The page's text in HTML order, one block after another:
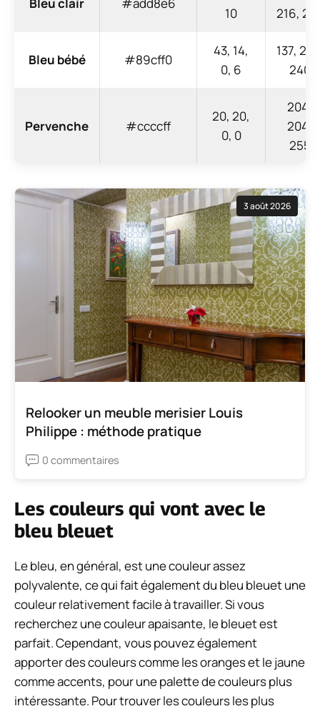
Bleu clair #add8e6
10
216,
Bleu bébé #89cff0
43, 14,
0, 6
137,
240
Pervenche #ccccff
20, 20,
0, 0
204,
204,
255
3 août 2026
Relooker un meuble merisier Louis
Philippe : méthode pratique
0 commentaires
Les couleurs qui vont avec le
bleu bleuet
Le bleu, en général, est une couleur assez
polyvalente, ce qui fait également du bleu bleuet une
couleur relativement facile à travailler. Si vous
recherchez une couleur apaisante, le bleuet est
parfait. Cependant, vous pouvez également
apporter des couleurs comme les oranges et le jaune
comme accents, pour une palette de couleurs plus
intéressante. Pour trouver les couleurs les plus